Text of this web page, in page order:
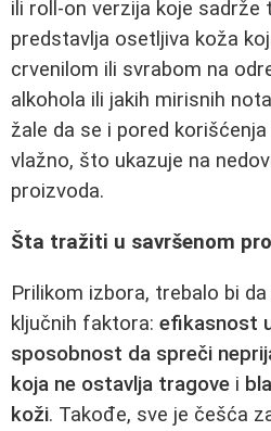
ili roll-on verzija koje sadrže
predstavlja osetljiva koža
crvenilom ili svrabom na
alkohola ili jakih mirisnih
žale da se i pored
vlažno, što ukazuje na
proizvoda.
Šta tražiti u savršenom
Prilikom izbora, trebalo bi
ključnih faktora: efikasnost
sposobnost da spreči
koja ne ostavlja tragove i
koži. Takođe, sve je češća